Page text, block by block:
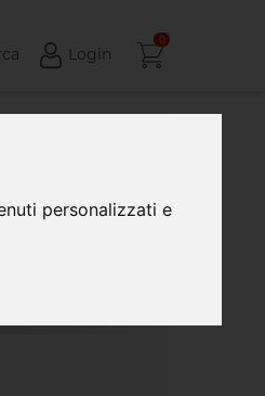
personalizzati e
Login
0